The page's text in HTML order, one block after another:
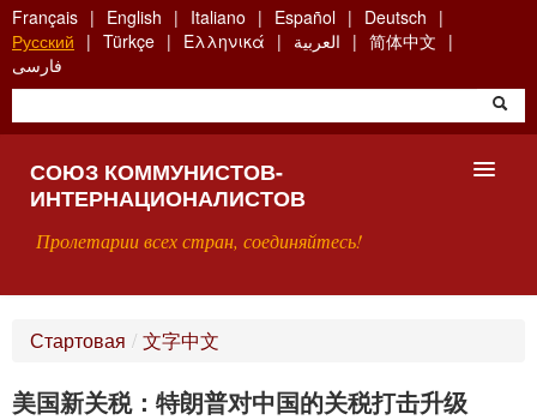
Skip
to
main
content
Français English Italiano Español
Deutsch
Русский
Türkçe Ελληνικά العربية
简体中文
فارسی
СОЮЗ КОММУНИСТОВ-
ИНТЕРНАЦИОНАЛИСТОВ
Пролетарии всех стран, соединяйтесь!
Стартовая / 文字中文
美国新关税：特朗普对中国的关税打击升级